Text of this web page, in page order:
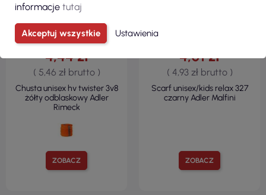
ZOBACZ
4,44 zł
( 5,46 zł brutto )
Chusta unisex hv twister 3v8
żółty odblaskowy Adler
Rimeck
ZOBACZ
4,01 zł
( 4,93 zł brutto )
Scarf unisex/kids relax 327
czarny Adler Malfini
informacje tutaj
Akceptuj wszystkie Ustawienia